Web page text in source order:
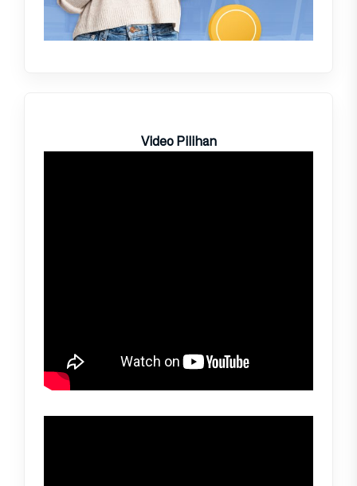
Video Pilihan